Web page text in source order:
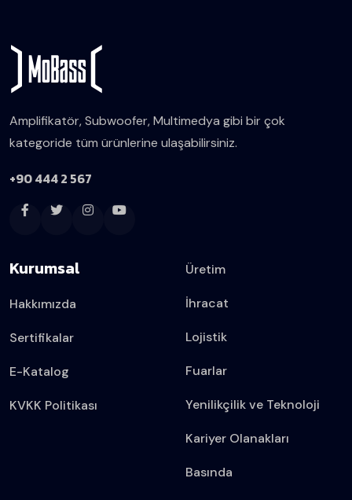
Amplifikatör, Subwoofer, Multimedya gibi bir çok
kategoride tüm ürünlerine ulaşabilirsiniz.
+90 444 2 567
Kurumsal
Hakkımızda
Sertifikalar
E-Katalog
KVKK Politikası
Üretim
İhracat
Lojistik
Fuarlar
Yenilikçilik ve Teknoloji
Kariyer Olanakları
Basında